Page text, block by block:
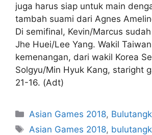
juga harus siap untuk main
tambah suami dari Agnes
Di semifinal, Kevin/Marcus
Jhe Huei/Lee Yang. Wakil
kemenangan, dari wakil Korea
Solgyu/Min Hyuk Kang, staright
21-16. (Adt)
Asian Games 2018,
Asian Games 2018,